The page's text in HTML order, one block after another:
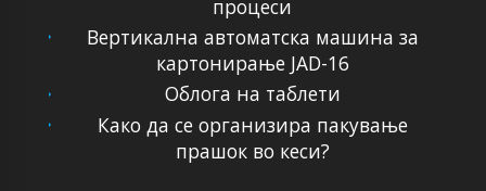
процеси
Вертикална автоматска машина за
картонирање JAD-16
Облога на таблети
Како да се организира пакување
прашок во кеси?